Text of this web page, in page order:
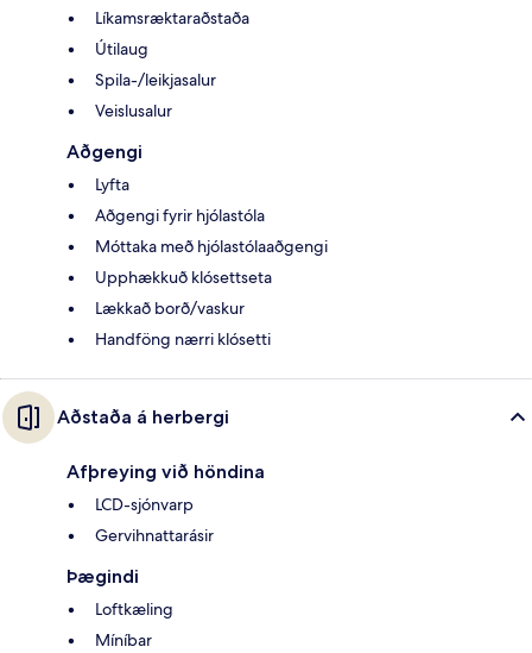
Líkamsræktaraðstaða
Útilaug
Spila-/leikjasalur
Veislusalur
Aðgengi
Lyfta
Aðgengi fyrir hjólastóla
Móttaka með hjólastólaaðgengi
Upphækkuð klósettseta
Lækkað borð/vaskur
Handföng nærri klósetti
Aðstaða á herbergi
Afþreying við höndina
LCD-sjónvarp
Gervihnattarásir
Þægindi
Loftkæling
Míníbar